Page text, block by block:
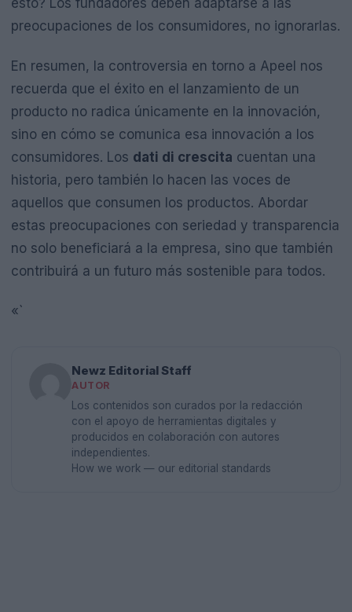
esto? Los fundadores deben adaptarse a las
preocupaciones de los consumidores, no ignorarlas.
En resumen, la controversia en torno a Apeel nos
recuerda que el éxito en el lanzamiento de un
producto no radica únicamente en la innovación,
sino en cómo se comunica esa innovación a los
consumidores. Los dati di crescita cuentan una
historia, pero también lo hacen las voces de
aquellos que consumen los productos. Abordar
estas preocupaciones con seriedad y transparencia
no solo beneficiará a la empresa, sino que también
contribuirá a un futuro más sostenible para todos.
«`
Newz Editorial Staff
AUTOR
Los contenidos son curados por la redacción
con el apoyo de herramientas digitales y
producidos en colaboración con autores
independientes.
How we work — our editorial standards